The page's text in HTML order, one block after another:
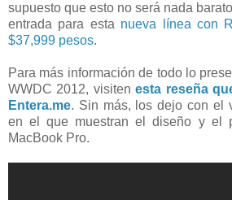
supuesto que esto no será nada
entrada para esta nueva línea con
$37,999 pesos.
Para más información de todo lo
WWDC 2012, visitenesta reseña
Entera.me. Sin más, los dejo con el
en el que muestran el diseño y el
MacBook Pro.